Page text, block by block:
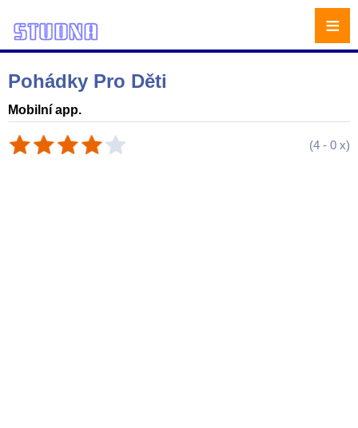
Pohádky Pro Děti
Mobilní app.
(4 - 0 x)
≡